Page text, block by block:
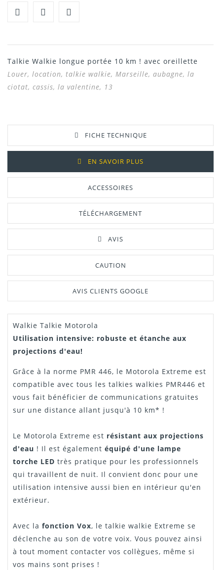
Talkie Walkie longue portée 10 km ! avec oreillette
Louer, location, talkie walkie, Marseille, aubagne, la
ciotat, cassis, la valentine, 13
FICHE TECHNIQUE
EN SAVOIR PLUS
ACCESSOIRES
TÉLÉCHARGEMENT
AVIS
CAUTION
AVIS CLIENTS GOOGLE
Manuel /
Notice
Télécharger Dans L'onglet
"Téléchargement"
Walkie Talkie Motorola
Utilisation intensive: robuste et étanche aux
projections d'eau!
Grâce à la norme PMR 446, le Motorola Extreme est
compatible avec tous les talkies walkies PMR446 et
vous fait bénéficier de communications gratuites
sur une distance allant jusqu'à 10 km* !
Le Motorola Extreme est résistant aux projections
d'eau ! Il est également équipé d'une lampe
torche LED très pratique pour les professionnels
qui travaillent de nuit. Il convient donc pour une
utilisation intensive aussi bien en intérieur qu'en
extérieur.
Avec la fonction Vox, le talkie walkie Extreme se
déclenche au son de votre voix. Vous pouvez ainsi
à tout moment contacter vos collègues, même si
vos mains sont prises !